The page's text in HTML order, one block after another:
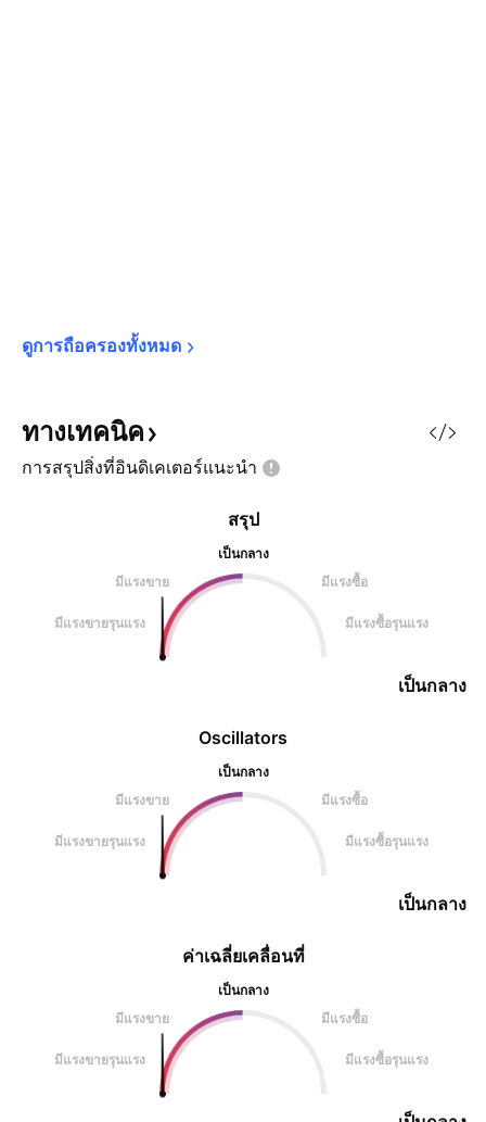
ดูการถือครองทั้งหมด
ทางเทคนิค
การสรุปสิ่งที่อินดิเคเตอร์แนะนำ
Oscillators
เป็นกลาง
มีแรงขาย
มีแรงซื้อ
มีแรงขายรุนแรง มีแรงซื้อรุนแรง
เป็นกลาง
สรุป
เป็นกลาง
มีแรงขาย
มีแรงซื้อ
มีแรงขายรุนแรง มีแรงซื้อรุนแรง
เป็นกลาง
ค่าเฉลี่ยเคลื่อนที่
เป็นกลาง
มีแรงขาย
มีแรงซื้อ
มีแรงขายรุนแรง มีแรงซื้อรุนแรง